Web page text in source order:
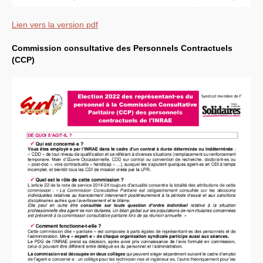
Lien vers la version pdf
Commission consultative des Personnels Contractuels
(CCP)